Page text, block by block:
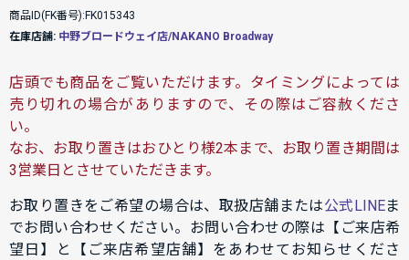
商品ID(FK番号):FK015343
在庫店舗: 中野ブロードウェイ店/NAKANO Broadway
店頭でも商品をご覧いただけます。タイミングによっては
売り切れの場合がありますので、その際はご容赦くださ
い。
なお、お取り置きはおひとり様2本まで、お取り置き期間は
3営業日とさせていただきます。
お取り置きをご希望の場合は、取扱店舗または公式LINEま
でお問い合わせください。お問い合わせの際は【ご来店希
望日】と【ご来店希望店舗】をあわせてお知らせくださ